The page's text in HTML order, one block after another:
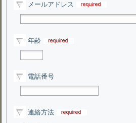
メールアドレス
年齢
電話番号
連絡方法